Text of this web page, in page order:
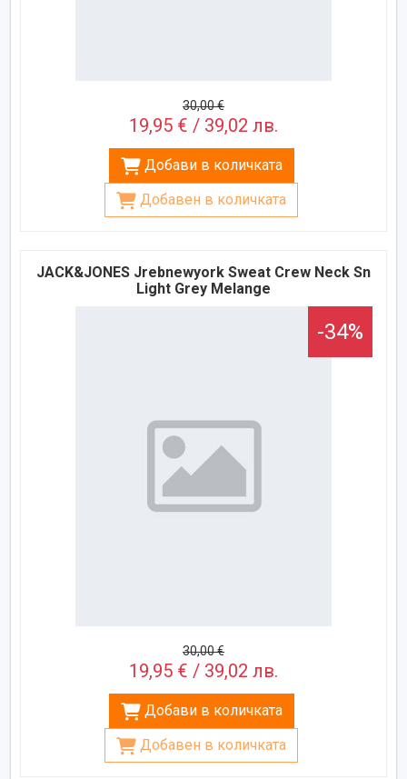
30,00 €
19,95 € / 39,02 лв.
Добави в количката
Добавен в количката
JACK&JONES Jrebnewyork Sweat Crew Neck Sn
Light Grey Melange
-34%
30,00 €
19,95 € / 39,02 лв.
Добави в количката
Добавен в количката